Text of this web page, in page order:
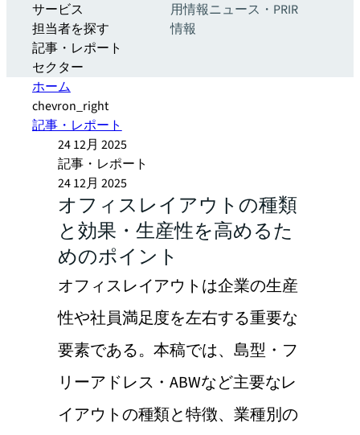
サービス
担当者を探す
記事・レポート
セクター
用情報ニュース・PRIR
情報
ホーム
chevron_right
記事・レポート
24 12月 2025
記事・レポート
24 12月 2025
オフィスレイアウトの種類
と効果・生産性を高めるた
めのポイント
オフィスレイアウトは企業の生産
性や社員満足度を左右する重要な
要素である。本稿では、島型・フ
リーアドレス・ABWなど主要なレ
イアウトの種類と特徴、業種別の